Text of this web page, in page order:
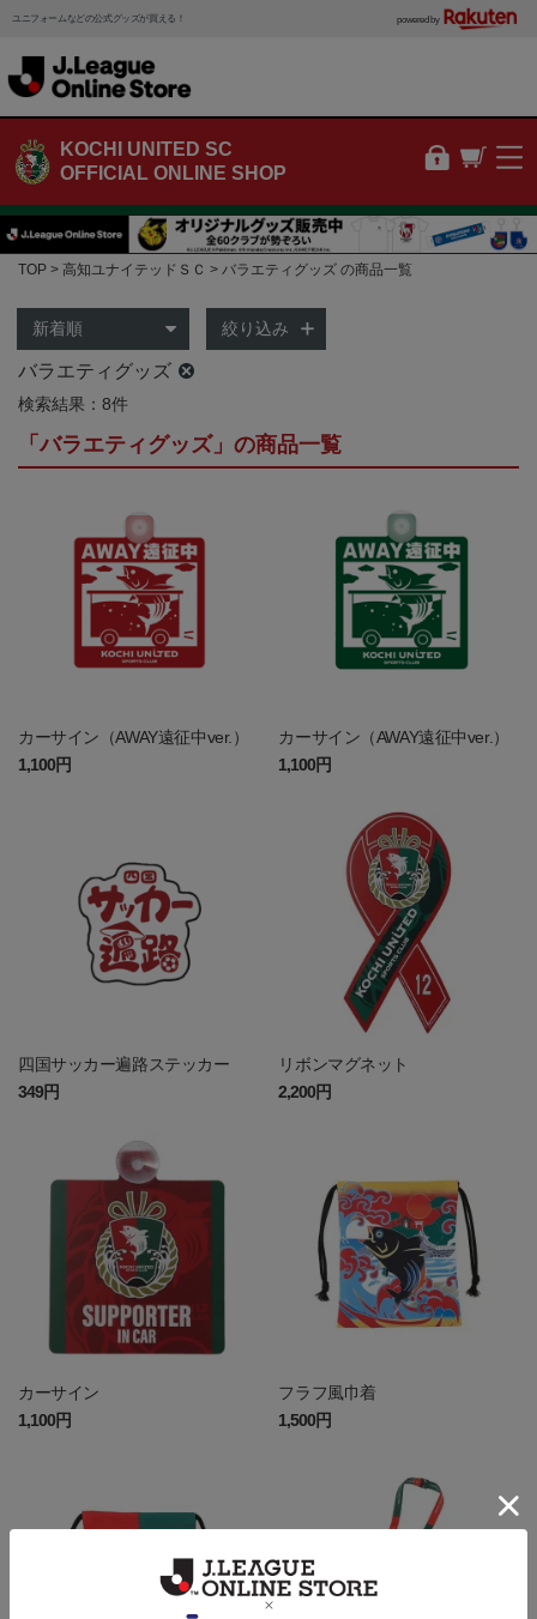
ユニフォームなどの公式グッズが買える！ powered by
KOCHI UNITED SC
OFFICIAL ONLINE SHOP
TOP 高知ユナイテッドＳＣ バラエティグッズ の商品一覧
絞り込み
バラエティグッズ
検索結果：8件
「バラエティグッズ」の商品一覧
カーサイン（AWAY遠征中ver.）
1,100円
カーサイン（AWAY遠征中ver.）
1,100円
四国サッカー遍路ステッカー
349円
リボンマグネット
2,200円
カーサイン
1,100円
フラフ風巾着
1,500円